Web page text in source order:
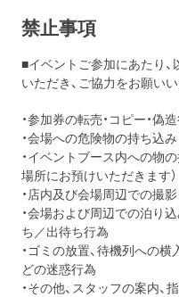
禁止事項
■イベントご参加にあたり
いただき、ご協力をお願いい
・参加券の転売・コピー・偽
・会場への危険物の持ち込み
・イベントブース内への物
場所にお預けいただきます）
・店内及び会場周辺での撮影
・会場および周辺での泊り
ち／出待ち行為
・ゴミの放置、待機列への
どの迷惑行為
・その他、スタッフの案内